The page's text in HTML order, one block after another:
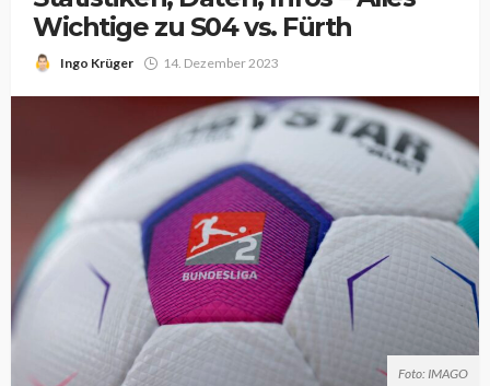
Wichtige zu S04 vs. Fürth
Ingo Krüger 14. Dezember 2023
Foto: IMAGO